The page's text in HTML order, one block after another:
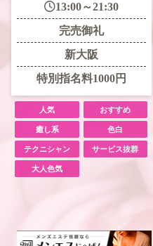
13:00～21:30
完売御礼
新大阪
特別指名料1000円
人気 おすすめ
癒し系 色白
テクニシャン サービス抜群
大人色気